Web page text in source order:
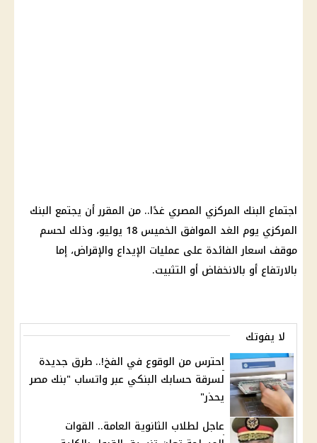
اجتماع البنك المركزي المصري غدًا.. من المقرر أن يجتمع البنك
المركزي يوم الغد الموافق الخميس 18 يوليو، وذلك لحسم
موقف اسعار الفائدة على عمليات الإيداع والإقراض، إما
بالارتفاع أو بالانخفاض أو التثبيت.
لا يفوتك
احترس من الوقوع في الفخ!.. طرق جديدة
لسرقة حسابك البنكي عبر واتساب "بنك مصر
يحذر"
عاجل لطلاب الثانوية العامة.. القوات